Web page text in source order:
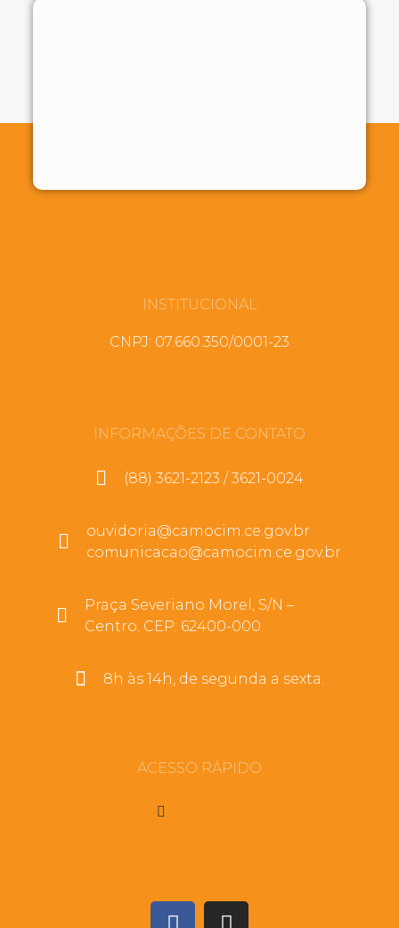
INSTITUCIONAL
CNPJ: 07.660.350/0001-23
INFORMAÇÕES DE CONTATO
(88) 3621-2123 / 3621-0024
ouvidoria@camocim.ce.gov.br
comunicacao@camocim.ce.gov.br
Praça Severiano Morel, S/N –
Centro. CEP: 62400-000
8h às 14h, de segunda a sexta.
ACESSO RÁPIDO